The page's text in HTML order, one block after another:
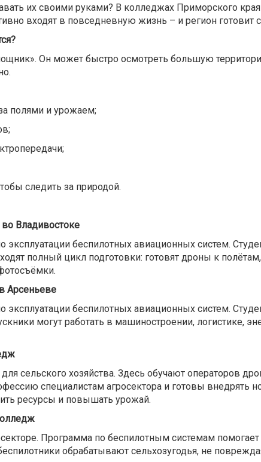
их своими руками? В колледжах Приморского
входят в повседневную жизнь – и регион готовит
Он может быстро осмотреть большую
полями и урожаем;
следить за природой.
Владивостоке
эксплуатации беспилотных авиационных систем.
полный цикл подготовки: готовят дроны к
Арсеньеве
эксплуатации беспилотных авиационных систем.
могут работать в машиностроении, логистике,
сельского хозяйства. Здесь обучают операторов
специалистам агросектора и готовы внедрять
ресурсы и повышать урожай.
Программа по беспилотным системам
обрабатывают сельхозугодья, не